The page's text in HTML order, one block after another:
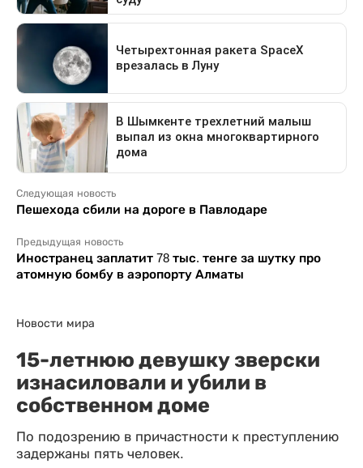
Следующая новость
Пешехода сбили на дороге в Павлодаре
Предыдущая новость
Иностранец заплатит 78 тыс. тенге за шутку про
атомную бомбу в аэропорту Алматы
Новости мира
15-летнюю девушку зверски
изнасиловали и убили в
собственном доме
По подозрению в причастности к преступлению
задержаны пять человек.